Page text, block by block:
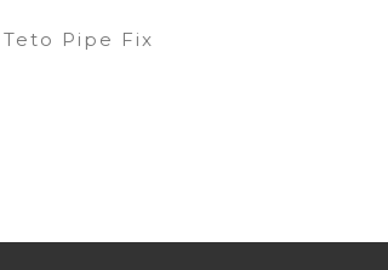
Teto Pipe Fix